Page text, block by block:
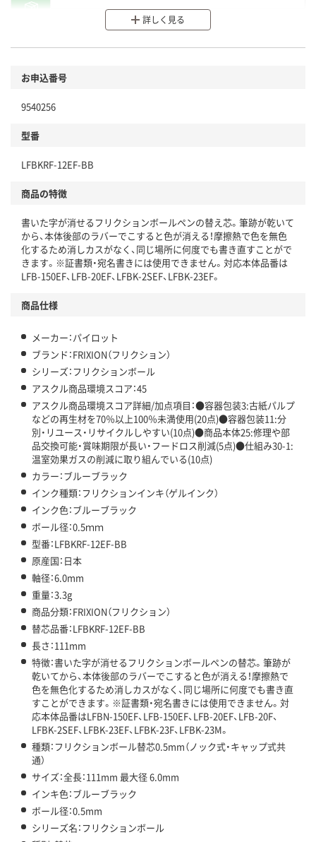
分別・リサイクルしやすい設計
商品
本体
仕組
この商品の環境配慮ポイントです。下記商品詳細「
アスクル商品環境スコア詳細／加点項目
」で確認できます。
詳しく見る
お申込番号
9540256
型番
LFBKRF-12EF-BB
商品の特徴
書いた字が消せるフリクションボールペンの替え芯。筆跡が乾いて
から、本体後部のラバーでこすると色が消える！摩擦熱で色を無色
化するため消しカスがなく、同じ場所に何度でも書き直すことがで
きます。※証書類・宛名書きには使用できません。対応本体品番は
LFB-150EF、LFB-20EF、LFBK-2SEF、LFBK-23EF。
商品仕様
メーカー：パイロット
ブランド：FRIXION（フリクション）
シリーズ：フリクションボール
アスクル商品環境スコア：45
アスクル商品環境スコア詳細/加点項目：●容器包装3:古紙パルプ
などの再生材を70％以上100％未満使用(20点)●容器包装11:分
別・リユース・リサイクルしやすい(10点)●商品本体25:修理や部
品交換可能・賞味期限が長い・フードロス削減(5点)●仕組み30-1:
温室効果ガスの削減に取り組んでいる(10点)
カラー：ブルーブラック
インク種類：フリクションインキ（ゲルインク）
インク色：ブルーブラック
ボール径：0.5ｍｍ
型番：LFBKRF-12EF-BB
原産国：日本
軸径：6.0mm
重量：3.3g
商品分類：FRIXION（フリクション）
替芯品番：LFBKRF-12EF-BB
長さ：111mm
特徴：書いた字が消せるフリクションボールペンの替芯。筆跡が
乾いてから、本体後部のラバーでこすると色が消える！摩擦熱で
色を無色化するため消しカスがなく、同じ場所に何度でも書き直
すことができます。※証書類・宛名書きには使用できません。対
応本体品番はLFBN-150EF、LFB-150EF、LFB-20EF、LFB-20F、
LFBK-2SEF、LFBK-23EF、LFBK-23F、LFBK-23M。
種類：フリクションボール替芯0.5mm（ノック式・キャップ式共
通）
サイズ：全長：111mm 最大径 6.0mm
インキ色：ブルーブラック
ボール径：0.5mm
シリーズ名：フリクションボール